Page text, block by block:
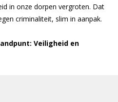
in onze dorpen vergroten. Dat
criminaliteit, slim in aanpak.
Veiligheid en